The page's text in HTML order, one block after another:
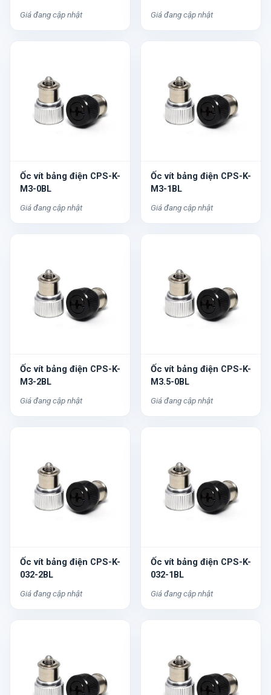
Giá đang cập nhật Giá đang cập nhật
Ốc vít bảng điện CPS-K-
M3-0BL
Giá đang cập nhật
Ốc vít bảng điện CPS-K-
M3-1BL
Giá đang cập nhật
Ốc vít bảng điện CPS-K-
M3-2BL
Giá đang cập nhật
Ốc vít bảng điện CPS-K-
M3.5-0BL
Giá đang cập nhật
Ốc vít bảng điện CPS-K-
032-2BL
Giá đang cập nhật
Ốc vít bảng điện CPS-K-
032-1BL
Giá đang cập nhật